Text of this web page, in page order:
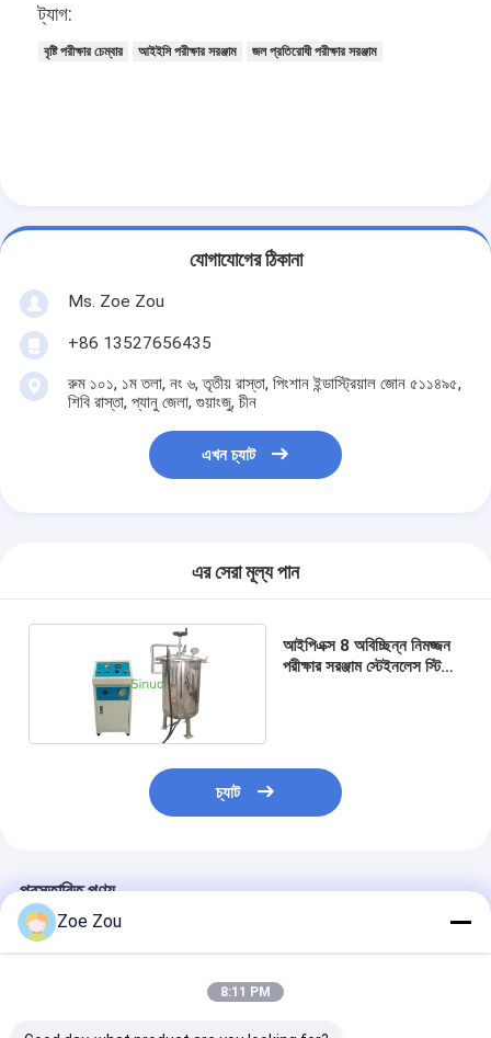
যানবাহন পরীক্ষার সরঞ্জাম
জল ইনগ্রিজ টেস্টিং সরঞ্জাম
পরিবেশগত পরীক্ষা চেম্বার
MCB পরীক্ষার যন্ত্র
মেডিকেল ডিভাইস টেস্টিং সরঞ্জাম
ট্যাগ:
বৃষ্টি পরীক্ষার চেম্বার আইইসি পরীক্ষার সরঞ্জাম জল প্রতিরোধী পরীক্ষার সরঞ্জাম
যোগাযোগের ঠিকানা
Ms. Zoe Zou
+86 13527656435
রুম ১০১, ১ম তলা, নং ৬, তৃতীয় রাস্তা, পিংশান ইন্ডাস্ট্রিয়াল জোন ৫১১৪৯৫,
শিবি রাস্তা, প্যানু জেলা, গুয়াংজু, চীন
এখন চ্যাট
এর সেরা মূল্য পান
আইপিএক্স 8 অবিচ্ছিন্ন নিমজ্জন
পরীক্ষার সরঞ্জাম স্টেইনলেস স্টিল
চ্যাট
প্রস্তাবিত পণ্য
Zoe Zou
8:11 PM